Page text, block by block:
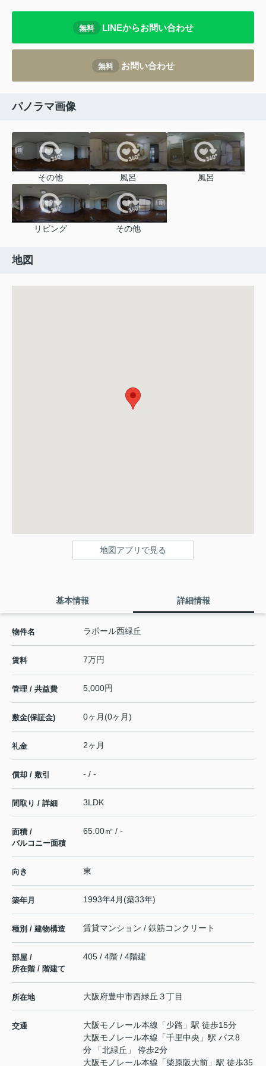
無料 LINEからお問い合わせ
無料 お問い合わせ
パノラマ画像
その他 風呂 風呂
リビング その他
地図
地図アプリで見る
基本情報 詳細情報
物件名 ラポール西緑丘
賃料 7万円
管理 / 共益費 5,000円
敷金(保証金) 0ヶ月(0ヶ月)
礼金 2ヶ月
償却 / 敷引 - / -
間取り / 詳細 3LDK
面積 /
バルコニー面積
65.00㎡ / -
向き 東
築年月 1993年4月(築33年)
種別 / 建物構造 賃貸マンション / 鉄筋コンクリート
部屋 /
所在階 / 階建て
405 / 4階 / 4階建
所在地 大阪府豊中市西緑丘 ３丁目
交通 大阪モノレール本線 「少路 」駅 徒歩15分
大阪モノレール本線 「千里中央 」駅 バス8
分 「北緑丘」 停歩2分
大阪モノレール本線 「柴原阪大前 」駅 徒歩35